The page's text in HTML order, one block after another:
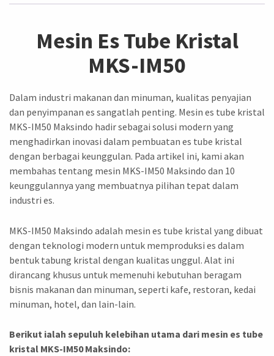
Mesin Es Tube Kristal
MKS-IM50
Dalam industri makanan dan minuman, kualitas penyajian
dan penyimpanan es sangatlah penting. Mesin es tube kristal
MKS-IM50 Maksindo hadir sebagai solusi modern yang
menghadirkan inovasi dalam pembuatan es tube kristal
dengan berbagai keunggulan. Pada artikel ini, kami akan
membahas tentang mesin MKS-IM50 Maksindo dan 10
keunggulannya yang membuatnya pilihan tepat dalam
industri es.
MKS-IM50 Maksindo adalah mesin es tube kristal yang dibuat
dengan teknologi modern untuk memproduksi es dalam
bentuk tabung kristal dengan kualitas unggul. Alat ini
dirancang khusus untuk memenuhi kebutuhan beragam
bisnis makanan dan minuman, seperti kafe, restoran, kedai
minuman, hotel, dan lain-lain.
Berikut ialah sepuluh kelebihan utama dari mesin es tube
kristal MKS-IM50 Maksindo: